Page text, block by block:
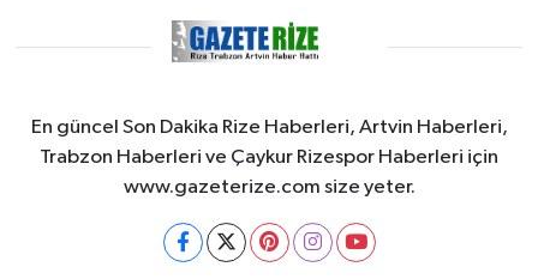
En güncel Son Dakika Rize Haberleri, Artvin Haberleri,
Trabzon Haberleri ve Çaykur Rizespor Haberleri için
www.gazeterize.com size yeter.